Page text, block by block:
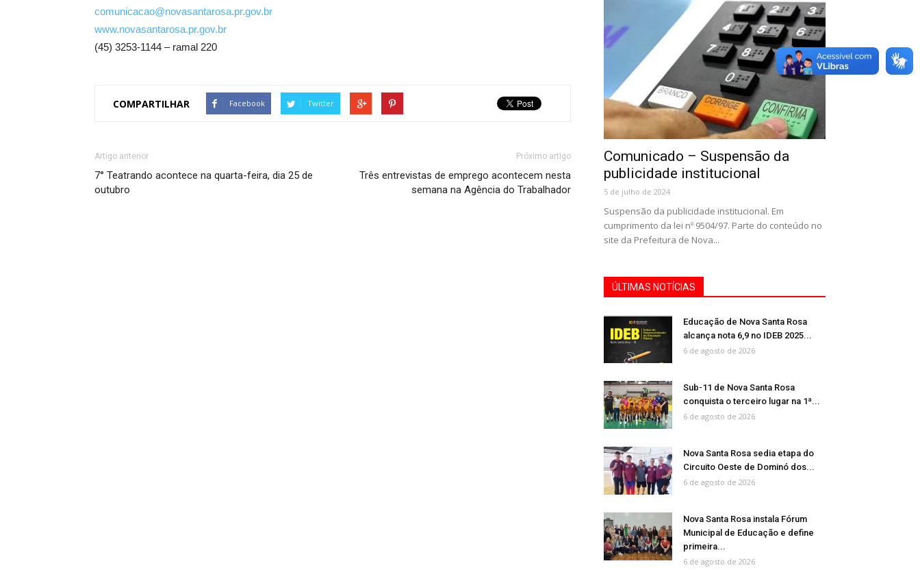
comunicacao@novasantarosa.pr.gov.br
www.novasantarosa.pr.gov.br
(45) 3253-1144 – ramal 220
COMPARTILHAR Facebook Twitter
Artigo anterior
7° Teatrando acontece na quarta-feira, dia 25 de
outubro
Próximo artigo
Três entrevistas de emprego acontecem nesta
semana na Agência do Trabalhador
Comunicado – Suspensão da
publicidade institucional
5 de julho de 2024
Suspensão da publicidade institucional. Em
cumprimento da lei nº 9504/97. Parte do conteúdo no
site da Prefeitura de Nova...
ÚLTIMAS NOTÍCIAS
Educação de Nova Santa Rosa
alcança nota 6,9 no IDEB 2025...
6 de agosto de 2026
Sub-11 de Nova Santa Rosa
conquista o terceiro lugar na 1ª...
6 de agosto de 2026
Nova Santa Rosa sedia etapa do
Circuito Oeste de Dominó dos...
6 de agosto de 2026
Nova Santa Rosa instala Fórum
Municipal de Educação e define
primeira...
6 de agosto de 2026